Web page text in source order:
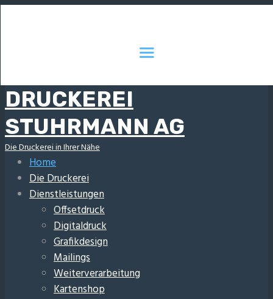
DRUCKEREI
STUHRMANN AG
Die Druckerei in Ihrer Nähe
Home
Die Druckerei
Dienstleistungen
Offsetdruck
Digitaldruck
Grafikdesign
Mailings
Weiterverarbeitung
Kartenshop